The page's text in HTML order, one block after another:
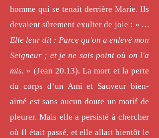
homme qui se tenait derrière Marie. Ils
devaient sûrement exulter de joie : « …
Elle leur dit : Parce qu'on a enlevé mon
Seigneur ; et je ne sais point où on l'a
mis. » (Jean 20.13). La mort et la perte
du corps d’un Ami et Sauveur bien-
aimé est sans aucun doute un motif de
pleurer. Mais elle a persisté à chercher
où Il était passé, et elle allait bientôt le